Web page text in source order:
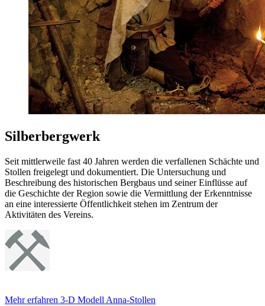
Silberbergwerk
Seit mittlerweile fast 40 Jahren werden die verfallenen Schächte und
Stollen freigelegt und dokumentiert. Die Untersuchung und
Beschreibung des historischen Bergbaus und seiner Einflüsse auf
die Geschichte der Region sowie die Vermittlung der Erkenntnisse
an eine interessierte Öffentlichkeit stehen im Zentrum der
Aktivitäten des Vereins.
Mehr erfahren 3-D Modell Anna-Stollen